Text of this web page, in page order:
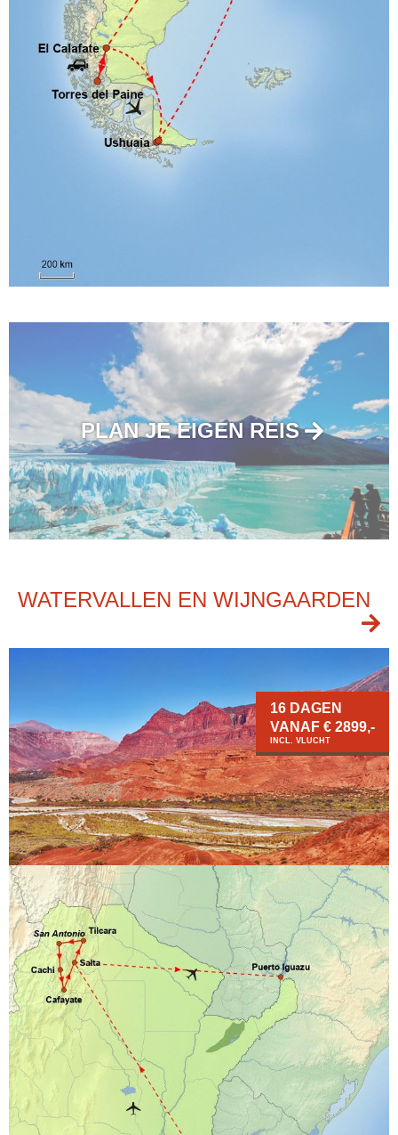
PLAN JE EIGEN REIS
WATERVALLEN EN WIJNGAARDEN
16 DAGEN
VANAF € 2899,-
INCL. VLUCHT